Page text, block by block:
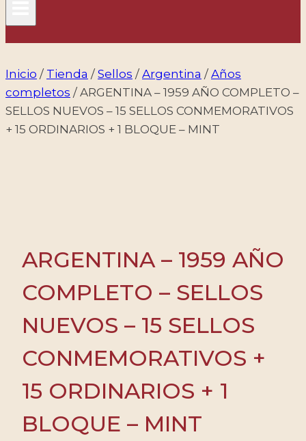
Inicio / Tienda / Sellos / Argentina / Años
completos / ARGENTINA – 1959 AÑO COMPLETO –
SELLOS NUEVOS – 15 SELLOS CONMEMORATIVOS
+ 15 ORDINARIOS + 1 BLOQUE – MINT
ARGENTINA – 1959 AÑO
COMPLETO – SELLOS
NUEVOS – 15 SELLOS
CONMEMORATIVOS +
15 ORDINARIOS + 1
BLOQUE – MINT